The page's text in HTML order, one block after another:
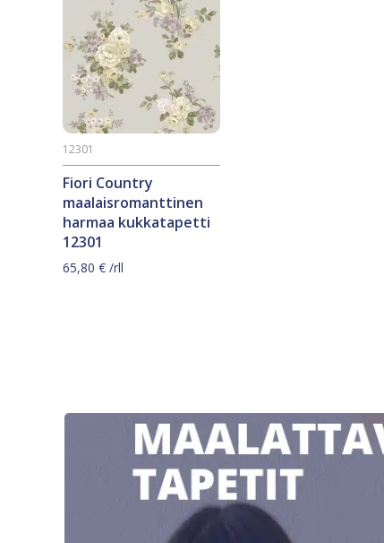
Fiori Country
maalaisromanttinen
harmaa kukkatapetti
12301
12301
65,80 € /rll